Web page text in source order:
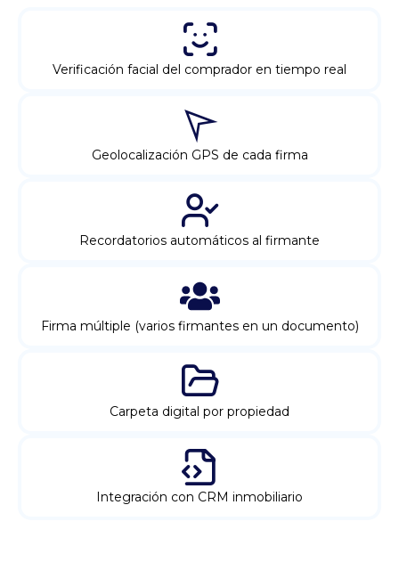
Verificación facial del comprador en tiempo real
Geolocalización GPS de cada firma
Recordatorios automáticos al firmante
Firma múltiple (varios firmantes en un documento)
Carpeta digital por propiedad
Integración con CRM inmobiliario